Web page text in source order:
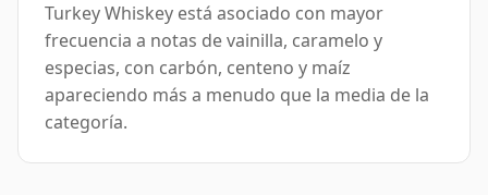
Turkey Whiskey está asociado con mayor
frecuencia a notas de vainilla, caramelo y
especias, con carbón, centeno y maíz
apareciendo más a menudo que la media de la
categoría.